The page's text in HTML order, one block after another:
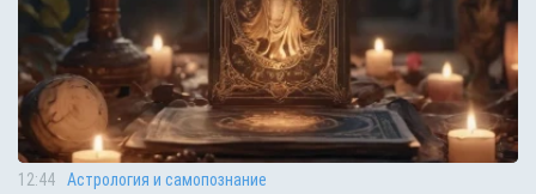
12:44 Астрология и самопознание